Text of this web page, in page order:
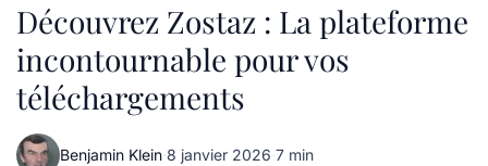
Découvrez Zostaz : La plateforme
incontournable pour vos
téléchargements
Benjamin Klein·8 janvier 2026·7 min